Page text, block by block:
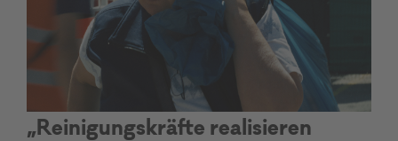
„Reinigungskräfte realisieren